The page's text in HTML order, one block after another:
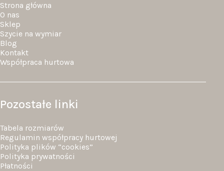
Strona główna
O nas
Sklep
Szycie na wymiar
Blog
Kontakt
Współpraca hurtowa
Pozostałe linki
Tabela rozmiarów
Regulamin współpracy hurtowej
Polityka plików “cookies”
Polityka prywatności
Płatności